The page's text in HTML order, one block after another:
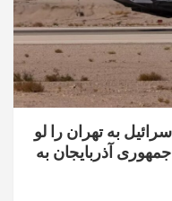
به تهران را لو
آذربایجان به